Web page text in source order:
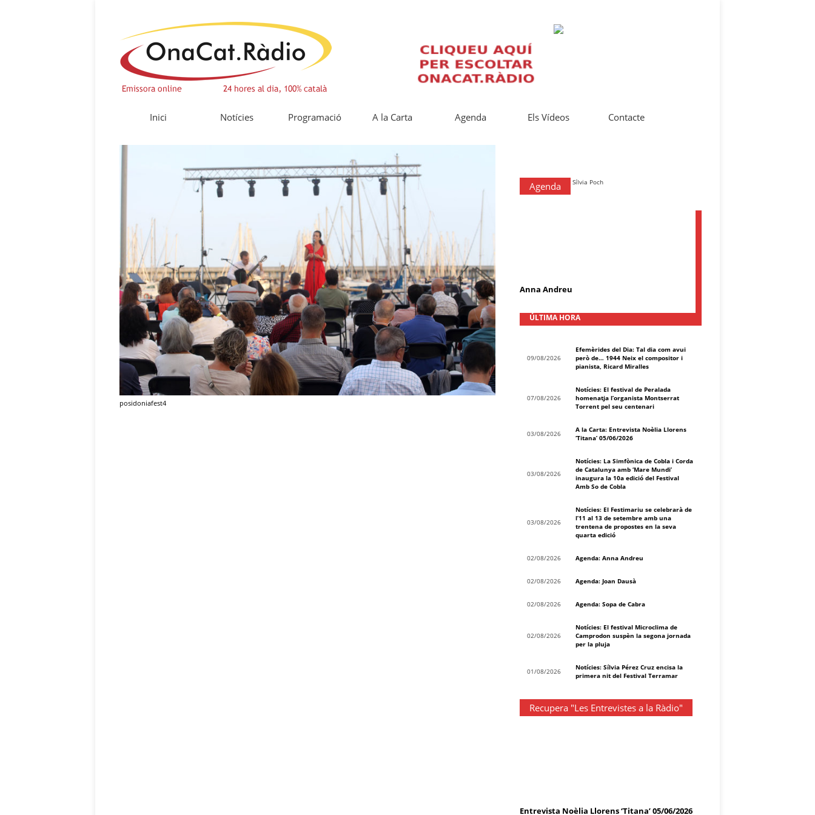
Inici Notícies Programació A la Carta Agenda Els Vídeos Contacte
posidoniafest4
Agenda
Anna Andreu
ÚLTIMA HORA
09/08/2026
Efemèrides del Dia: Tal dia com avui
però de… 1944 Neix el compositor i
pianista, Ricard Miralles
07/08/2026
Notícies: El festival de Peralada
homenatja l’organista Montserrat
Torrent pel seu centenari
03/08/2026
A la Carta: Entrevista Noèlia Llorens
‘Titana’ 05/06/2026
03/08/2026
Notícies: La Simfònica de Cobla i Corda
de Catalunya amb ‘Mare Mundi’
inaugura la 10a edició del Festival
Amb So de Cobla
03/08/2026
Notícies: El Festimariu se celebrarà de
l’11 al 13 de setembre amb una
trentena de propostes en la seva
quarta edició
02/08/2026 Agenda: Anna Andreu
02/08/2026 Agenda: Joan Dausà
02/08/2026 Agenda: Sopa de Cabra
02/08/2026
Notícies: El festival Microclima de
Camprodon suspèn la segona jornada
per la pluja
01/08/2026
Notícies: Sílvia Pérez Cruz encisa la
primera nit del Festival Terramar
Recupera "Les Entrevistes a la Ràdio"
Entrevista Noèlia Llorens ‘Titana’ 05/06/2026